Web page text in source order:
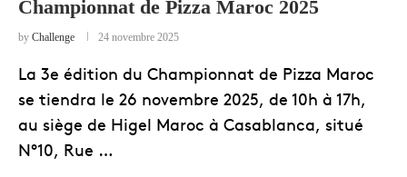
Championnat de Pizza Maroc 2025
by Challenge 24 novembre 2025
La 3e édition du Championnat de Pizza Maroc
se tiendra le 26 novembre 2025, de 10h à 17h,
au siège de Higel Maroc à Casablanca, situé
N°10, Rue …